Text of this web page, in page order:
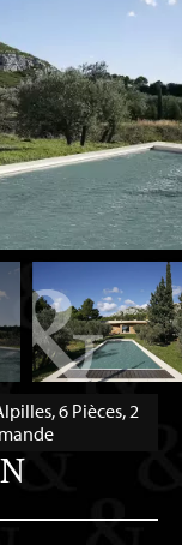
6 Pièces, 2